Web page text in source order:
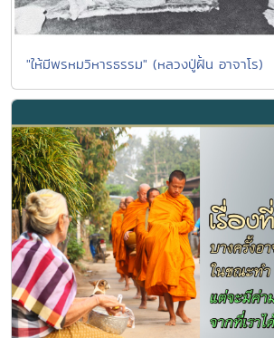
"ให้มีพรหมวิหารธรรม" (หลวงปู่ฝั้น อาจาโร)